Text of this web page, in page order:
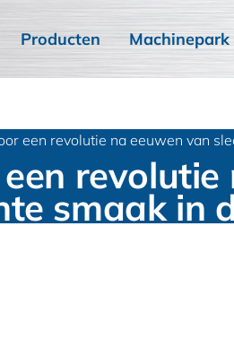
Producten Machinepark
een revolutie na eeuwen van
revolutie
smaak in